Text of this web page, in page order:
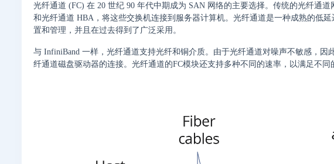
光纤通道 (FC) 在 20 世纪 90 年代中期成为 SAN 网络的主要选择。传统的光纤通
和光纤通道 HBA，将这些交换机连接到服务器计算机。光纤通道是一种成熟的低
置和管理，并且在过去得到了广泛采用。
与 InfiniBand 一样，光纤通道支持光纤和铜介质。由于光纤通道对噪声不敏感，
纤通道磁盘驱动器的连接。光纤通道的FC模块还支持多种不同的速率，以满足不同